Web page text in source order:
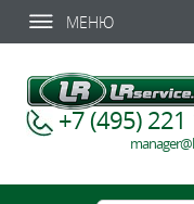
МЕНЮ
+7 (495) 221